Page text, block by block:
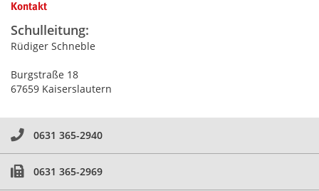
Kontakt
Schulleitung:
Rüdiger Schneble
Burgstraße 18
67659 Kaiserslautern
0631 365-2940
0631 365-2969